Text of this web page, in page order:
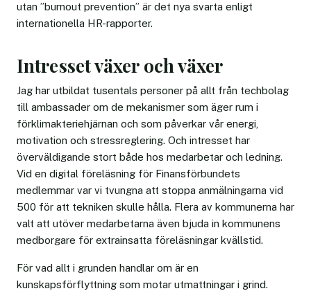
utan ”burnout prevention” är det nya svarta enligt
internationella HR-rapporter.
Intresset växer och växer
Jag har utbildat tusentals personer på allt från techbolag
till ambassader om de mekanismer som äger rum i
förklimakteriehjärnan och som påverkar vår energi,
motivation och stressreglering. Och intresset har
överväldigande stort både hos medarbetar och ledning.
Vid en digital föreläsning för Finansförbundets
medlemmar var vi tvungna att stoppa anmälningarna vid
500 för att tekniken skulle hålla. Flera av kommunerna har
valt att utöver medarbetarna även bjuda in kommunens
medborgare för extrainsatta föreläsningar kvällstid.
För vad allt i grunden handlar om är en
kunskapsförflyttning som motar utmattningar i grind.